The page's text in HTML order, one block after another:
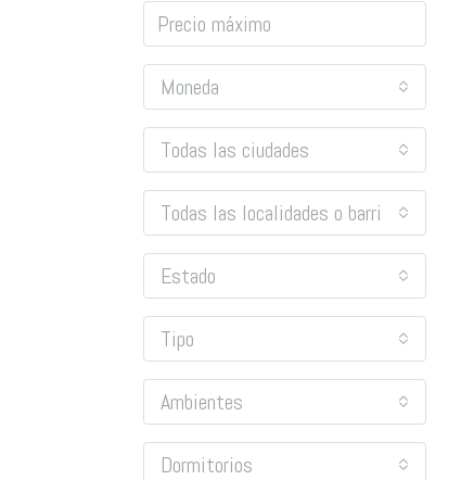
Moneda
Todas las ciudades
Todas las localidades o barrios
Estado
Tipo
Ambientes
Dormitorios